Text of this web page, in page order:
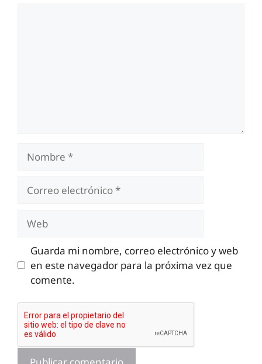
Nombre
Correo
electrónico
Guarda mi nombre, correo electrónico y web
en este navegador para la próxima vez que
comente.